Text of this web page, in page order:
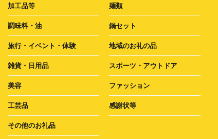
加工品等 麺類
調味料・油 鍋セット
旅行・イベント・体験 地域のお礼の品
雑貨・日用品 スポーツ・アウトドア
美容 ファッション
工芸品 感謝状等
その他のお礼品